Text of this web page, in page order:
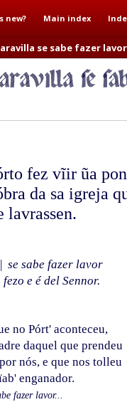
new? Main index
se sabe fazer lavor
fez vĩir ũa
da sa igreja
lavrassen.
| se sabe fazer lavor
fezo e é del Sennor.
no Pórt' aconteceu,
daquel que prendeu
por nós, e que nos tolleu
enganador.
fazer lavor...